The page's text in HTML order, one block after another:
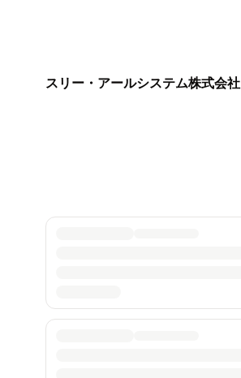
スリー・アールシステム株式会社